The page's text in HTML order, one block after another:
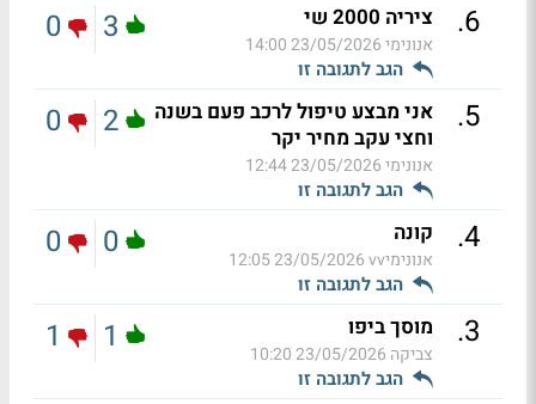
6
. ציריה 2000 שי
אנונימי23/05/2026 14:00
הגב לתגובה זו
3
0
5
.
אני מבצע טיפול לרכב פעם בשנה
וחצי עקב מחיר יקר
אנונימי23/05/2026 12:44
הגב לתגובה זו
2
0
4
. קונה
אנונימיvv 23/05/2026 12:05
הגב לתגובה זו
0
0
3
. מוסך ביפו
צביקה 23/05/2026 10:20
הגב לתגובה זו
1
1